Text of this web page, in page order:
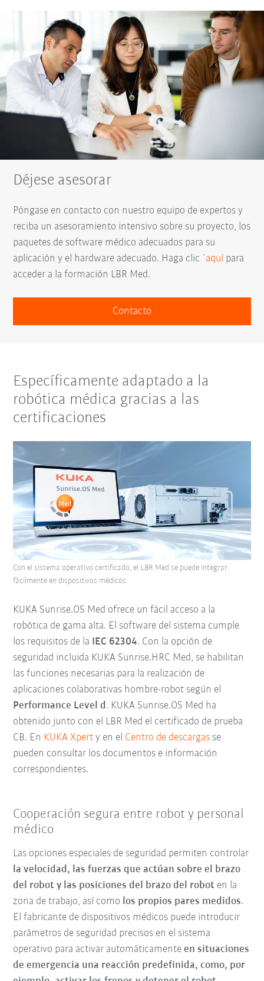
Déjese asesorar
Póngase en contacto con nuestro equipo de expertos y
reciba un asesoramiento intensivo sobre su proyecto, los
paquetes de software médico adecuados para su
aplicación y el hardware adecuado. Haga clic ´aquí para
acceder a la formación LBR Med.
Contacto
Específicamente adaptado a la
robótica médica gracias a las
certificaciones
KUKA Sunrise.OS Med ofrece un fácil acceso a la
robótica de gama alta. El software del sistema cumple
los requisitos de la IEC 62304. Con la opción de
seguridad incluida KUKA Sunrise.HRC Med, se habilitan
las funciones necesarias para la realización de
aplicaciones colaborativas hombre-robot según el
Performance Level d. KUKA Sunrise.OS Med ha
obtenido junto con el LBR Med el certificado de prueba
CB. En KUKA Xperty en el Centro de descargas se
pueden consultar los documentos e información
correspondientes.
Con el sistema operativo certificado, el LBR Med se puede integrar
fácilmente en dispositivos médicos.
Cooperación segura entre robot y personal
médico
Las opciones especiales de seguridad permiten controlar
la velocidad, las fuerzas que actúan sobre el brazo
del robot y las posiciones del brazo del robot en la
zona de trabajo, así como los propios pares medidos.
El fabricante de dispositivos médicos puede introducir
parámetros de seguridad precisos en el sistema
operativo para activar automáticamenteen situaciones
de emergencia una reacción predefinida, como, por